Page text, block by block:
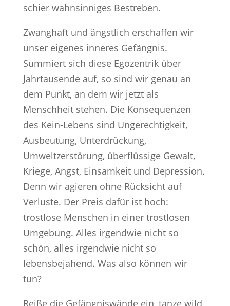
schier wahnsinniges Bestreben.
Zwanghaft und ängstlich erschaffen wir
unser eigenes inneres Gefängnis.
Summiert sich diese Egozentrik über
Jahrtausende auf, so sind wir genau an
dem Punkt, an dem wir jetzt als
Menschheit stehen. Die Konsequenzen
des Kein-Lebens sind Ungerechtigkeit,
Ausbeutung, Unterdrückung,
Umweltzerstörung, überflüssige Gewalt,
Kriege, Angst, Einsamkeit und Depression.
Denn wir agieren ohne Rücksicht auf
Verluste. Der Preis dafür ist hoch:
trostlose Menschen in einer trostlosen
Umgebung. Alles irgendwie nicht so
schön, alles irgendwie nicht so
lebensbejahend. Was also können wir
tun?
Reiße die Gefängniswände ein, tanze wild